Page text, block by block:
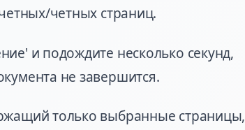
четных страниц.
и подождите несколько секунд,
не завершится.
только выбранные страницы,